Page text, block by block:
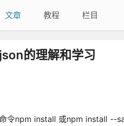
文章 教程 栏目
的理解和学习
令npm install 或npm install --